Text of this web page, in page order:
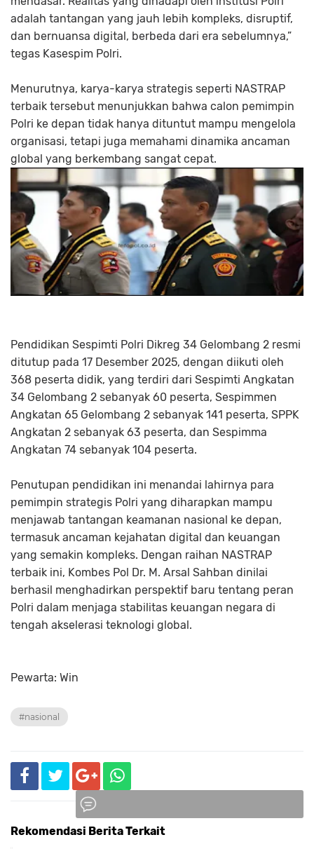
adalah tantangan yang jauh lebih kompleks, disruptif,
dan bernuansa digital, berbeda dari era sebelumnya,”
tegas Kasespim Polri.
Menurutnya, karya-karya strategis seperti NASTRAP
terbaik tersebut menunjukkan bahwa calon pemimpin
Polri ke depan tidak hanya dituntut mampu mengelola
organisasi, tetapi juga memahami dinamika ancaman
global yang berkembang sangat cepat.
Pendidikan Sespimti Polri Dikreg 34 Gelombang 2 resmi
ditutup pada 17 Desember 2025, dengan diikuti oleh
368 peserta didik, yang terdiri dari Sespimti Angkatan
34 Gelombang 2 sebanyak 60 peserta, Sespimmen
Angkatan 65 Gelombang 2 sebanyak 141 peserta, SPPK
Angkatan 2 sebanyak 63 peserta, dan Sespimma
Angkatan 74 sebanyak 104 peserta.
Penutupan pendidikan ini menandai lahirnya para
pemimpin strategis Polri yang diharapkan mampu
menjawab tantangan keamanan nasional ke depan,
termasuk ancaman kejahatan digital dan keuangan
yang semakin kompleks. Dengan raihan NASTRAP
terbaik ini, Kombes Pol Dr. M. Arsal Sahban dinilai
berhasil menghadirkan perspektif baru tentang peran
Polri dalam menjaga stabilitas keuangan negara di
tengah akselerasi teknologi global.
Pewarta: Win
#nasional
Rekomendasi Berita Terkait